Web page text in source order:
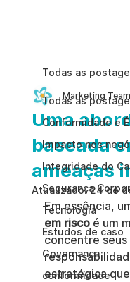
Todas as
Conformidade e
Impacto nos
Integridade do
Segurança
Tecnologia
Estudos de caso
Governança
conformidade
Todas as
Uma
baseada
ameaças
Marketing Team
Atualizado:24 de
Em essência,
em risco é um
concentre seus
estratégica